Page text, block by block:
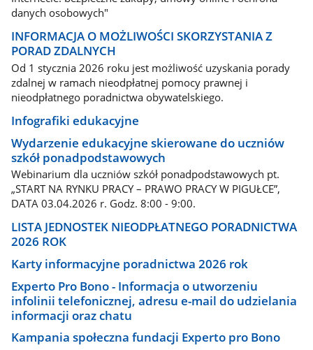
danych osobowych"
INFORMACJA O MOŻLIWOŚCI SKORZYSTANIA Z
PORAD ZDALNYCH
Od 1 stycznia 2026 roku jest możliwość uzyskania porady
zdalnej w ramach nieodpłatnej pomocy prawnej i
nieodpłatnego poradnictwa obywatelskiego.
Infografiki edukacyjne
Wydarzenie edukacyjne skierowane do uczniów
szkół ponadpodstawowych
Webinarium dla uczniów szkół ponadpodstawowych pt.
„START NA RYNKU PRACY – PRAWO PRACY W PIGUŁCE”,
DATA 03.04.2026 r. Godz. 8:00 - 9:00.
LISTA JEDNOSTEK NIEODPŁATNEGO PORADNICTWA
2026 ROK
Karty informacyjne poradnictwa 2026 rok
Experto Pro Bono - Informacja o utworzeniu
infolinii telefonicznej, adresu e-mail do udzielania
informacji oraz chatu
Kampania społeczna fundacji Experto pro Bono